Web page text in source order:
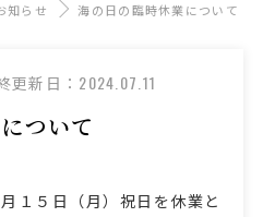
知らせ 海の日の臨時休業について
更新日： 2024.07.11
ついて
１５日（月）祝日を休業と